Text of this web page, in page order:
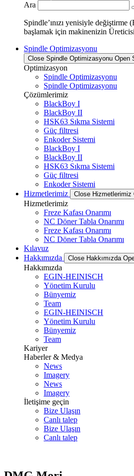
Ara
Spindle’ınızı yenisiyle değiştirme
başlamak için makinenizin
Spindle Optimizasyonu
Close Spindle Optimizasyonu Open
Optimizasyon
Spindle Optimizasyonu
Spindle Optimizasyonu
Çözümlerimiz
BlackBoy I
BlackBoy II
HSK63 Sıkma Sistemi
Güç filtresi
Enkoder Sistemi
BlackBoy I
BlackBoy II
HSK63 Sıkma Sistemi
Güç filtresi
Enkoder Sistemi
Hizmetlerimiz
Close Hizmetlerimiz
Hizmetlerimiz
Freze Kafası Onarımı
NC Döner Tabla Onarımı
Freze Kafası Onarımı
NC Döner Tabla Onarımı
Kılavuz
Hakkımızda
Close Hakkımızda
Hakkımızda
EGIN-HEINISCH
Yönetim Kurulu
Bünyemiz
Team
EGIN-HEINISCH
Yönetim Kurulu
Bünyemiz
Team
Kariyer
Haberler & Medya
News
Imagery
News
Imagery
İletişime geçin
Bize Ulaşın
Canlı talep
Bize Ulaşın
Canlı talep